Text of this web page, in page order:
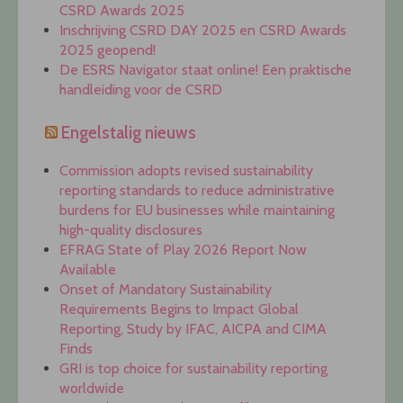
CSRD Awards 2025
Inschrijving CSRD DAY 2025 en CSRD Awards
2025 geopend!
De ESRS Navigator staat online! Een praktische
handleiding voor de CSRD
Engelstalig nieuws
Commission adopts revised sustainability
reporting standards to reduce administrative
burdens for EU businesses while maintaining
high-quality disclosures
EFRAG State of Play 2026 Report Now
Available
Onset of Mandatory Sustainability
Requirements Begins to Impact Global
Reporting, Study by IFAC, AICPA and CIMA
Finds
GRI is top choice for sustainability reporting
worldwide